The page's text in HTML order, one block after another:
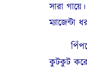
সারা
ম্যাজেন্টা
পিঁপড়ে
কুটকুট করে